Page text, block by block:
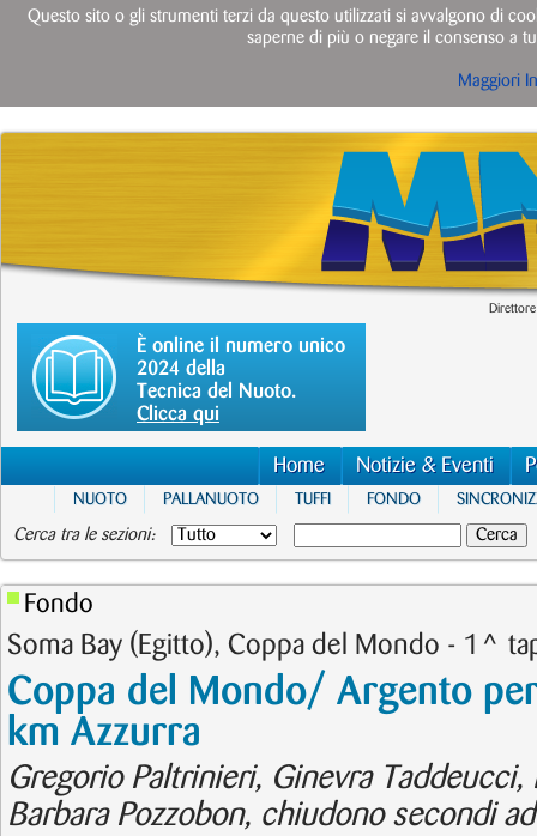
È online il numero unico
2024 della
Tecnica del Nuoto.
Clicca qui
Home Notizie & Eventi
NUOTO PALLANUOTO TUFFI FONDO
Cerca tra le sezioni:
Fondo
Soma Bay (Egitto), Coppa del Mondo - 1^
Coppa del Mondo/ Argento
km Azzurra
Gregorio Paltrinieri, Ginevra
Barbara Pozzobon, chiudono secondi
Questo sito o gli strumenti terzi da questo utilizzati si avvalgono di
saperne di più o negare il consenso a
Maggiori